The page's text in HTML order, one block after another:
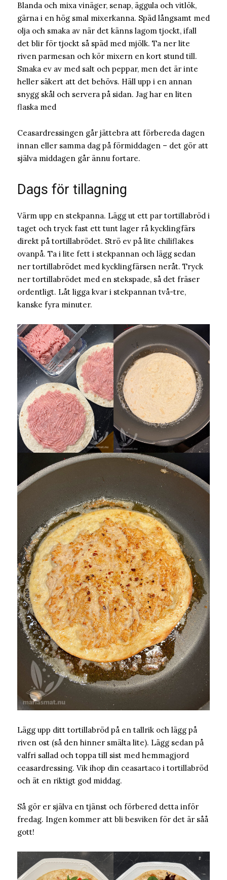
Blanda och mixa vinäger, senap, äggula och vitlök,
gärna i en hög smal mixerkanna. Späd långsamt med
olja och smaka av när det känns lagom tjockt, ifall
det blir för tjockt så späd med mjölk. Ta ner lite
riven parmesan och kör mixern en kort stund till.
Smaka ev av med salt och peppar, men det är inte
heller säkert att det behövs. Häll upp i en annan
snygg skål och servera på sidan. Jag har en liten
flaska med
Ceasardressingen går jättebra att förbereda dagen
innan eller samma dag på förmiddagen – det gör att
själva middagen går ännu fortare.
Dags för tillagning
Värm upp en stekpanna. Lägg ut ett par tortillabröd i
taget och tryck fast ett tunt lager rå kycklingfärs
direkt på tortillabrödet. Strö ev på lite chiliflakes
ovanpå. Ta i lite fett i stekpannan och lägg sedan
ner tortillabrödet med kycklingfärsen neråt. Tryck
ner tortillabrödet med en stekspade, så det fräser
ordentligt. Låt ligga kvar i stekpannan två-tre,
kanske fyra minuter.
Lägg upp ditt tortillabröd på en tallrik och lägg på
riven ost (så den hinner smälta lite). Lägg sedan på
valfri sallad och toppa till sist med hemmagjord
ceasardressing. Vik ihop din ceasartaco i tortillabröd
och ät en riktigt god middag.
Så gör er själva en tjänst och förbered detta inför
fredag. Ingen kommer att bli besviken för det är såå
gott!